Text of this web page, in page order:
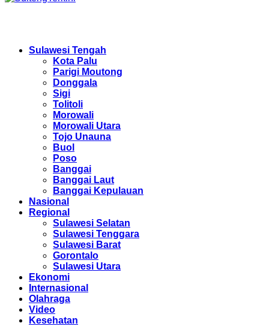
Sulawesi Tengah
Kota Palu
Parigi Moutong
Donggala
Sigi
Tolitoli
Morowali
Morowali Utara
Tojo Unauna
Buol
Poso
Banggai
Banggai Laut
Banggai Kepulauan
Nasional
Regional
Sulawesi Selatan
Sulawesi Tenggara
Sulawesi Barat
Gorontalo
Sulawesi Utara
Ekonomi
Internasional
Olahraga
Video
Kesehatan